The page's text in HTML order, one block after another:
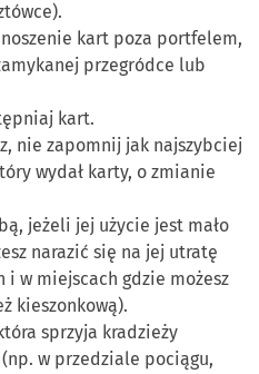
kart poza portfelem,
przegródce lub
kart.
nie zapomnij jak najszybciej
wydał karty, o zmianie
jeżeli jej użycie jest mało
narazić się na jej utratę
i w miejscach gdzie możesz
kieszonkową).
sprzyja kradzieży
w przedziale pociągu,